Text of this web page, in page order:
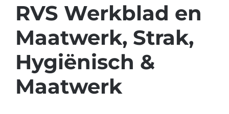
RVS Werkblad en
Maatwerk, Strak,
Hygiënisch &
Maatwerk